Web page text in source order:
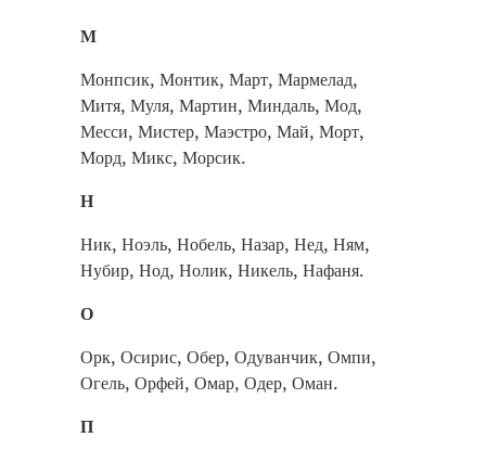
М
Монпсик, Монтик, Март, Мармелад,
Митя, Муля, Мартин, Миндаль, Мод,
Месси, Мистер, Маэстро, Май, Морт,
Морд, Микс, Морсик.
Н
Ник, Ноэль, Нобель, Назар, Нед, Ням,
Нубир, Нод, Нолик, Никель, Нафаня.
О
Орк, Осирис, Обер, Одуванчик, Омпи,
Огель, Орфей, Омар, Одер, Оман.
П